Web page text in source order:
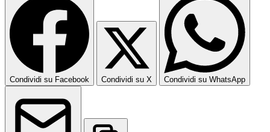
Condividi su Facebook Condividi su X Condividi su WhatsApp